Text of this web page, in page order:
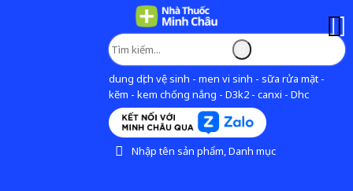
dung dịch vệ sinh - men vi sinh - sữa rửa mặt -
kẽm - kem chống nắng - D3k2 - canxi - Dhc
Nhập tên sản phẩm, Danh mục